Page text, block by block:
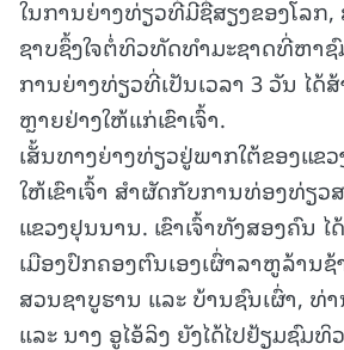
ໃນການຍ່າງທ່ຽວທີ່ມີຊື່ສຽງຂອງໂລກ,
ຊາບຊຶ້ງໃຈຕໍ່ທິວທັດທຳມະຊາດທີ່ຫາ
ການຍ່າງທ່ຽວທີ່ເປັນເວລາ 3 ວັນ ໄດ້
ຫຼາຍຢ່າງໃຫ້ແກ່ເຂົາເຈົ້າ.
ເສັ້ນທາງຍ່າງທ່ຽວຢູ່ພາກໃຕ້ຂອງແຂ
ໃຫ້ເຂົາເຈົ້າ ສຳຜັດກັບການທ່ອງທ່ຽວ
ແຂວງຢຸນນານ. ເຂົາເຈົ້າທັງສອງຄົນ
ເມືອງປົກຄອງຕົນເອງເຜົ່າລາຫູລ້ານຊ້
ສວນຊາບູຮານ ແລະ ບ້ານຊົນເຜົ່າ, ທ່
ແລະ ນາງ ອູໄອ້ລິງ ຍັງໄດ້ໄປຢ້ຽມຊົມ